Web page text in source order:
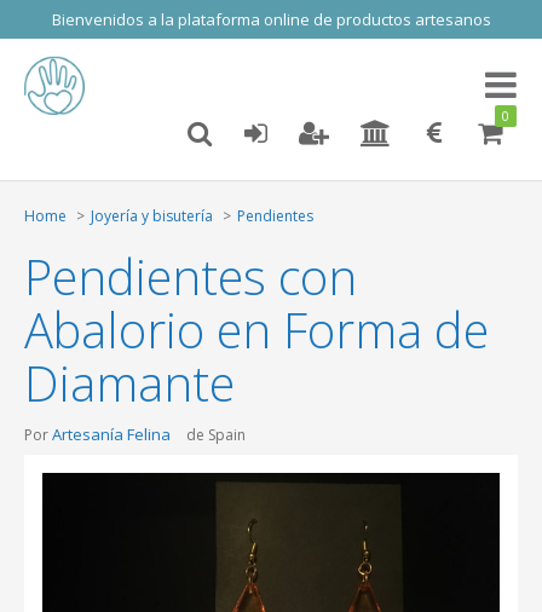
Bienvenidos a la plataforma online de productos artesanos
Toggle
0
Home Joyería y bisutería Pendientes
Pendientes con
Abalorio en Forma de
Diamante
PorArtesanía Felina de Spain